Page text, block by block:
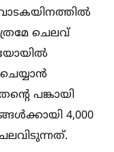
ചെലവ്
പങ്കായി
4,000